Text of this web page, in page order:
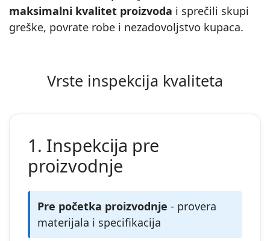
maksimalni kvalitet proizvoda i sprečili skupi
greške, povrate robe i nezadovoljstvo kupaca.
Vrste inspekcija kvaliteta
1. Inspekcija pre
proizvodnje
Pre početka proizvodnje - provera
materijala i specifikacija